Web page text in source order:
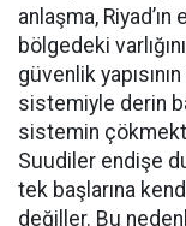
anlaşma, Riyad’ın
bölgedeki
güvenlik
sistemiyle derin
sistemin
Suudiler endişe
tek başlarına
değiller. Bu